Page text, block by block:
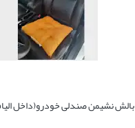
بالش نشیمن صندلی خودرو(داخل